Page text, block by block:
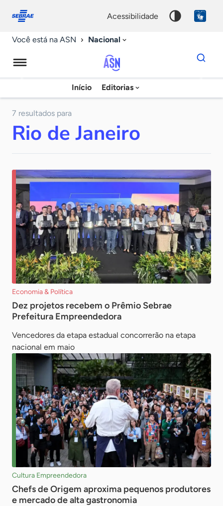
conosco
acessibilidade
Você está na ASN Nacional
Agência
Sebrae
Notícias
Início Editorias
Dados
para
chave
7 resultados para
Rio de Janeiro
Economia & Política
Dez projetos recebem o Prêmio Sebrae
Prefeitura Empreendedora
Vencedores da etapa estadual concorrerão na etapa
nacional em maio
Cultura Empreendedora
Chefs de Origem aproxima pequenos produtores
e mercado de alta gastronomia